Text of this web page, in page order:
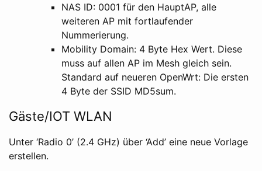
NAS ID: 0001 für den HauptAP, alle
weiteren AP mit fortlaufender
Nummerierung.
Mobility Domain: 4 Byte Hex Wert. Diese
muss auf allen AP im Mesh gleich sein.
Standard auf neueren OpenWrt: Die ersten
4 Byte der SSID MD5sum.
Gäste/IOT WLAN
Unter ‘Radio 0’ (2.4 GHz) über ‘Add’ eine neue Vorlage
erstellen.